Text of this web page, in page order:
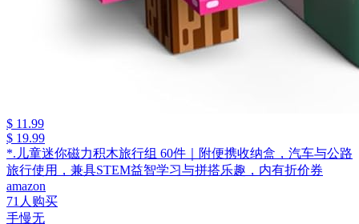
$ 11.99
$ 19.99
*.儿童迷你磁力积木旅行组 60件｜附便携收纳盒，汽车与公路
旅行使用，兼具STEM益智学习与拼搭乐趣，内有折价券
amazon
71人购买
手慢无